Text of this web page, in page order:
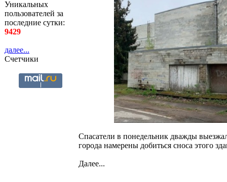
Уникальных
пользователей за
последние сутки:
9429
далее...
Счетчики
Спасатели в понедельник дважды
города намерены добиться сноса этого
Далее...